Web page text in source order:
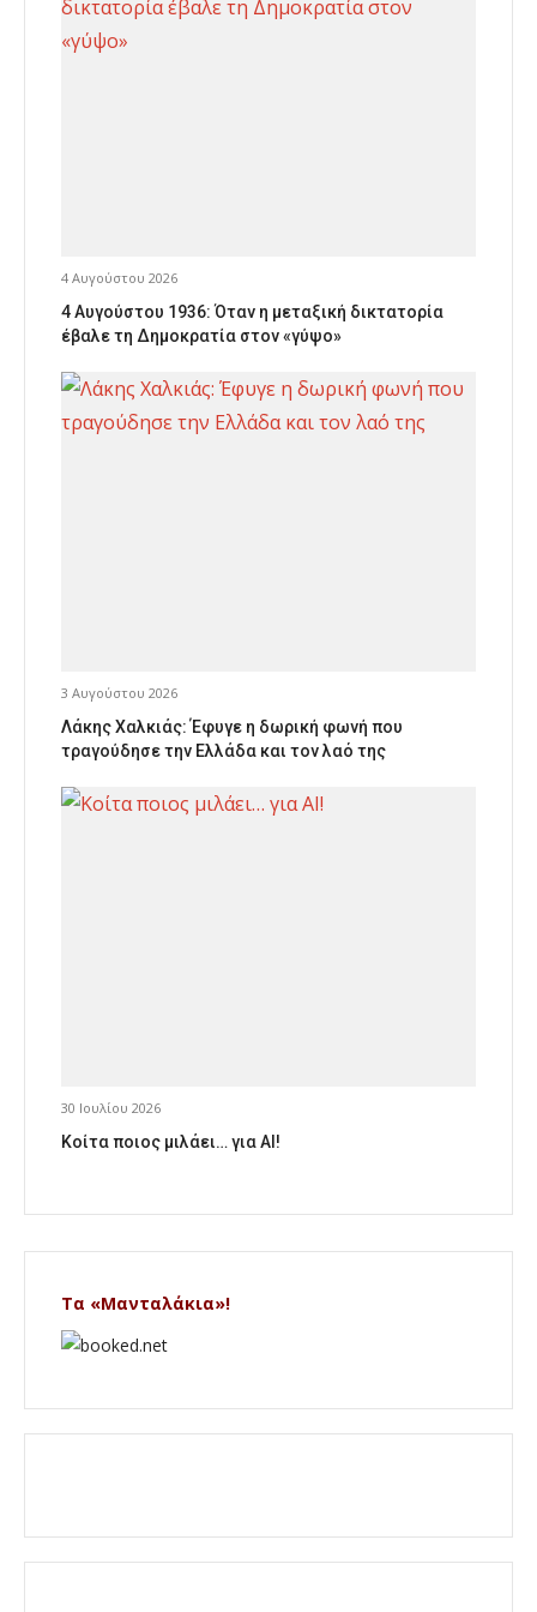
4 Αυγούστου 2026
4 Αυγούστου 1936: Όταν η μεταξική δικτατορία
έβαλε τη Δημοκρατία στον «γύψο»
3 Αυγούστου 2026
Λάκης Χαλκιάς: Έφυγε η δωρική φωνή που
τραγούδησε την Ελλάδα και τον λαό της
30 Ιουλίου 2026
Κοίτα ποιος μιλάει… για AI!
Τα «Μανταλάκια»!